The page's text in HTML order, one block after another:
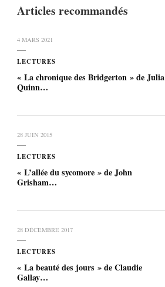
Articles recommandés
4 MARS 2021
LECTURES
« La chronique des Bridgerton » de Julia
Quinn…
28 JUIN 2015
LECTURES
« L’allée du sycomore » de John
Grisham…
28 DÉCEMBRE 2017
LECTURES
« La beauté des jours » de Claudie
Gallay…